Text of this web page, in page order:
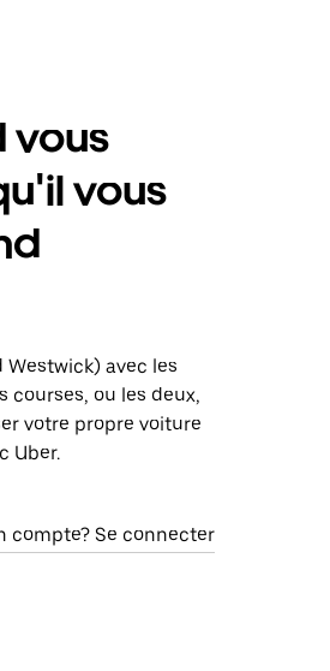
vous
vous
avec les
courses, ou les deux,
votre propre voiture
Uber.
compte? Se connecter